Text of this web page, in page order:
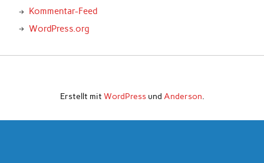
Kommentar-Feed
WordPress.org
Erstellt mit WordPressund Anderson